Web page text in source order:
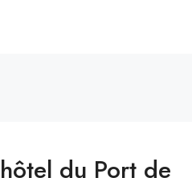
du Port de